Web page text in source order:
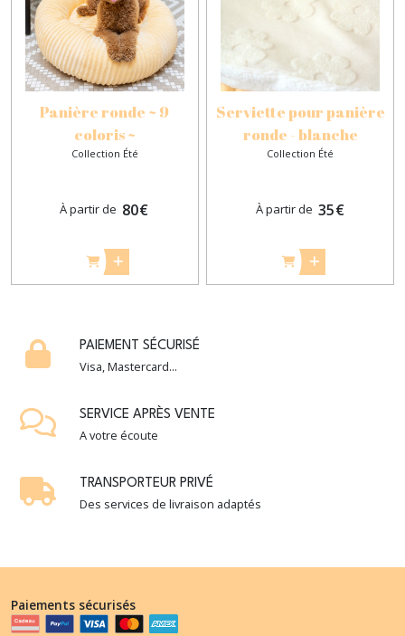
Panière ronde ~ 9
coloris ~
Collection Été
À partir de 80€
Serviette pour panière
ronde - blanche
Collection Été
À partir de 35€
PAIEMENT SÉCURISÉ
Visa, Mastercard...
SERVICE APRÈS VENTE
A votre écoute
TRANSPORTEUR PRIVÉ
Des services de livraison adaptés
Paiements sécurisés